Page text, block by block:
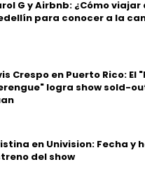
G y Airbnb: ¿Cómo viajar
para conocer a la
Crespo en Puerto Rico: El
logra show sold-
en Univision: Fecha y
del show